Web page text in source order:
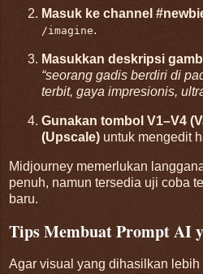
Masuk ke channel
/imagine.
Masukkan deskripsi
“seorang gadis berdiri di
terbit, gaya impresionis,
Gunakan tombol V1–V4
(Upscale) untuk mengedit
Midjourney memerlukan
penuh, namun tersedia uji coba
baru.
Tips Membuat Prompt AI
Agar visual yang dihasilkan lebih